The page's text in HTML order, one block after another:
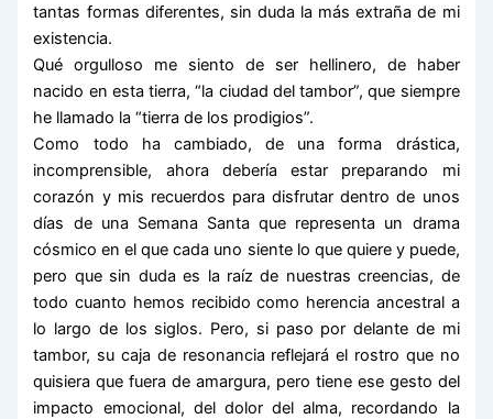
tantas formas diferentes, sin duda la más extraña de mi
existencia.
Qué orgulloso me siento de ser hellinero, de haber
nacido en esta tierra, “la ciudad del tambor”, que siempre
he llamado la “tierra de los prodigios”.
Como todo ha cambiado, de una forma drástica,
incomprensible, ahora debería estar preparando mi
corazón y mis recuerdos para disfrutar dentro de unos
días de una Semana Santa que representa un drama
cósmico en el que cada uno siente lo que quiere y puede,
pero que sin duda es la raíz de nuestras creencias, de
todo cuanto hemos recibido como herencia ancestral a
lo largo de los siglos. Pero, si paso por delante de mi
tambor, su caja de resonancia reflejará el rostro que no
quisiera que fuera de amargura, pero tiene ese gesto del
impacto emocional, del dolor del alma, recordando la